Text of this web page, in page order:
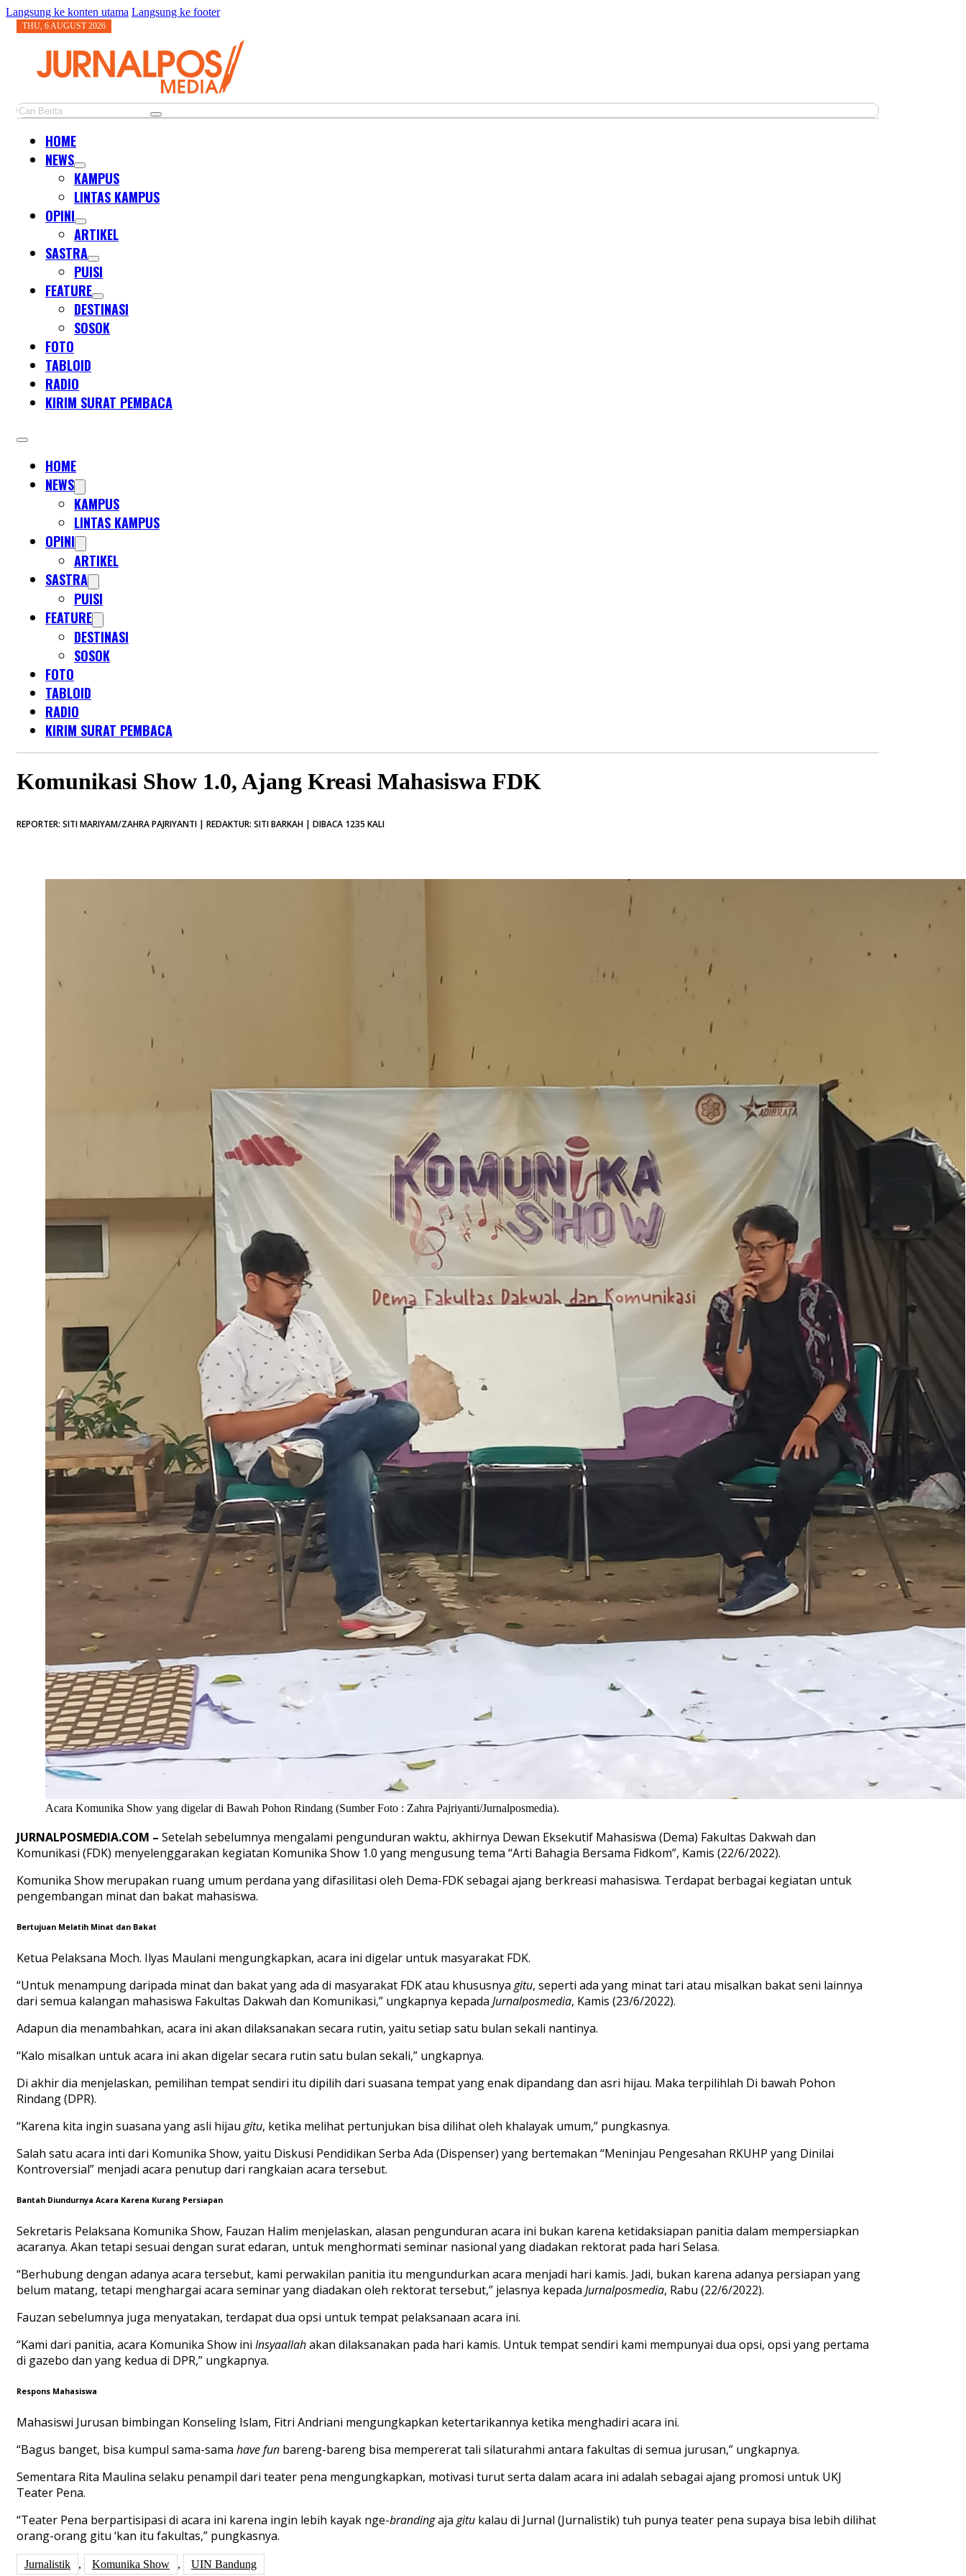
Langsung ke konten utama Langsung ke footer
THU, 6 AUGUST 2026
Cari
HOME
NEWS
KAMPUS
LINTAS KAMPUS
OPINI
ARTIKEL
SASTRA
PUISI
FEATURE
DESTINASI
SOSOK
FOTO
TABLOID
RADIO
KIRIM SURAT PEMBACA
HOME
NEWS
KAMPUS
LINTAS KAMPUS
OPINI
ARTIKEL
SASTRA
PUISI
FEATURE
DESTINASI
SOSOK
FOTO
TABLOID
RADIO
KIRIM SURAT PEMBACA
Komunikasi Show 1.0, Ajang Kreasi Mahasiswa FDK
REPORTER: SITI MARIYAM/ZAHRA PAJRIYANTI | REDAKTUR: SITI BARKAH | DIBACA 1235 KALI
Acara Komunika Show yang digelar di Bawah Pohon Rindang (Sumber Foto : Zahra Pajriyanti/Jurnalposmedia).
JURNALPOSMEDIA.COM – Setelah sebelumnya mengalami pengunduran waktu, akhirnya Dewan Eksekutif Mahasiswa (Dema) Fakultas Dakwah dan
Komunikasi (FDK) menyelenggarakan kegiatan Komunika Show 1.0 yang mengusung tema “Arti Bahagia Bersama Fidkom”, Kamis (22/6/2022).
Komunika Show merupakan ruang umum perdana yang difasilitasi oleh Dema-FDK sebagai ajang berkreasi mahasiswa. Terdapat berbagai kegiatan untuk
pengembangan minat dan bakat mahasiswa.
Bertujuan Melatih Minat dan Bakat
Ketua Pelaksana Moch. Ilyas Maulani mengungkapkan, acara ini digelar untuk masyarakat FDK.
“Untuk menampung daripada minat dan bakat yang ada di masyarakat FDK atau khususnya gitu, seperti ada yang minat tari atau misalkan bakat seni lainnya
dari semua kalangan mahasiswa Fakultas Dakwah dan Komunikasi,” ungkapnya kepada Jurnalposmedia, Kamis (23/6/2022).
Adapun dia menambahkan, acara ini akan dilaksanakan secara rutin, yaitu setiap satu bulan sekali nantinya.
“Kalo misalkan untuk acara ini akan digelar secara rutin satu bulan sekali,” ungkapnya.
Di akhir dia menjelaskan, pemilihan tempat sendiri itu dipilih dari suasana tempat yang enak dipandang dan asri hijau. Maka terpilihlah Di bawah Pohon
Rindang (DPR).
“Karena kita ingin suasana yang asli hijau gitu, ketika melihat pertunjukan bisa dilihat oleh khalayak umum,” pungkasnya.
Salah satu acara inti dari Komunika Show, yaitu Diskusi Pendidikan Serba Ada (Dispenser) yang bertemakan “Meninjau Pengesahan RKUHP yang Dinilai
Kontroversial” menjadi acara penutup dari rangkaian acara tersebut.
Bantah Diundurnya Acara Karena Kurang Persiapan
Sekretaris Pelaksana Komunika Show, Fauzan Halim menjelaskan, alasan pengunduran acara ini bukan karena ketidaksiapan panitia dalam mempersiapkan
acaranya. Akan tetapi sesuai dengan surat edaran, untuk menghormati seminar nasional yang diadakan rektorat pada hari Selasa.
“Berhubung dengan adanya acara tersebut, kami perwakilan panitia itu mengundurkan acara menjadi hari kamis. Jadi, bukan karena adanya persiapan yang
belum matang, tetapi menghargai acara seminar yang diadakan oleh rektorat tersebut,” jelasnya kepada Jurnalposmedia, Rabu (22/6/2022).
Fauzan sebelumnya juga menyatakan, terdapat dua opsi untuk tempat pelaksanaan acara ini.
“Kami dari panitia, acara Komunika Show ini Insyaallahakan dilaksanakan pada hari kamis. Untuk tempat sendiri kami mempunyai dua opsi, opsi yang pertama
di gazebo dan yang kedua di DPR,” ungkapnya.
Respons Mahasiswa
Mahasiswi Jurusan bimbingan Konseling Islam, Fitri Andriani mengungkapkan ketertarikannya ketika menghadiri acara ini.
“Bagus banget, bisa kumpul sama-sama have fun bareng-bareng bisa mempererat tali silaturahmi antara fakultas di semua jurusan,” ungkapnya.
Sementara Rita Maulina selaku penampil dari teater pena mengungkapkan, motivasi turut serta dalam acara ini adalah sebagai ajang promosi untuk UKJ
Teater Pena.
“Teater Pena berpartisipasi di acara ini karena ingin lebih kayak nge-brandingaja gitu kalau di Jurnal (Jurnalistik) tuh punya teater pena supaya bisa lebih dilihat
orang-orang gitu ‘kan itu fakultas,” pungkasnya.
Jurnalistik , Komunika Show , UIN Bandung